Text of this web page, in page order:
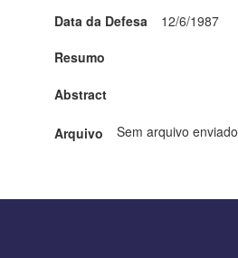
Data da Defesa
12/6/1987
Resumo
Abstract
Arquivo Sem arquivo enviado